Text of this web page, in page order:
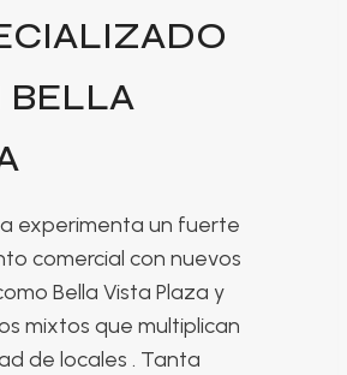
BELLA
experimenta un fuerte
comercial con nuevos
Bella Vista Plaza y
mixtos que multiplican
de locales . Tanta